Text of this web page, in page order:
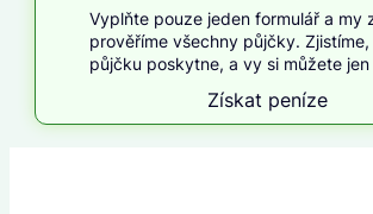
Vyplňte pouze jeden formulář a my
prověříme všechny půjčky.
půjčku poskytne, a vy si můžete
Získat peníze